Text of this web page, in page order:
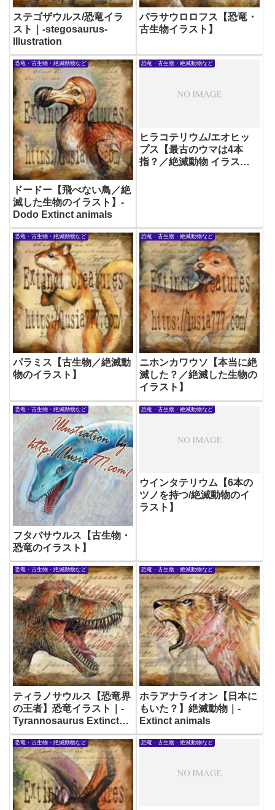
ステゴザウルス/恐竜イラ
スト｜-stegosaurus-
Illustration
パラサウロロフス【恐竜・
古生物イラスト】
恐竜・古生物・絶滅動物など
ドードー【飛べない鳥／絶
滅した生物のイラスト】-
Dodo Extinct animals
恐竜・古生物・絶滅動物など
ヒラコテリウム/エオヒッ
プス【最古のウマは4本
指？／絶滅動物 イラス
恐竜・古生物・絶滅動物など
パラミス【古生物／絶滅動
物のイラスト】
恐竜・古生物・絶滅動物など
ニホンカワウソ【本当に絶
滅した？／絶滅した生物の
イラスト】
恐竜・古生物・絶滅動物など
フタバサウルス【古生物・
恐竜のイラスト】
恐竜・古生物・絶滅動物など
ウインタテリウム【6本の
ツノを持つ/絶滅動物のイ
ラスト】
恐竜・古生物・絶滅動物など
ティラノサウルス【恐竜界
の王者】恐竜イラスト｜-
Tyrannosaurus Extinct
animals
恐竜・古生物・絶滅動物など
ホラアナライオン【日本に
もいた？】絶滅動物｜-
Extinct animals
恐竜・古生物・絶滅動物など 恐竜・古生物・絶滅動物など